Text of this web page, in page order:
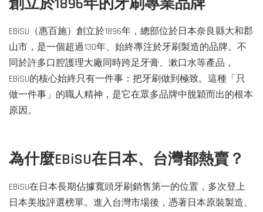
創立於1896年的牙刷專業品牌
EBiSU（惠百施）創立於1896年，總部位於日本奈良縣大和郡
山市，是一個超過130年、始終專注於牙刷製造的品牌。不
同於許多口腔護理大廠同時跨足牙膏、漱口水等產品，
EBiSU的核心始終只有一件事：把牙刷做到極致。這種「只
做一件事」的職人精神，是它在眾多品牌中脫穎而出的根本
原因。
為什麼EBiSU在日本、台灣都熱賣？
EBiSU在日本長期佔據寬頭牙刷銷售第一的位置，多次登上
日本美妝評選榜單。進入台灣市場後，憑著日本原裝製造、